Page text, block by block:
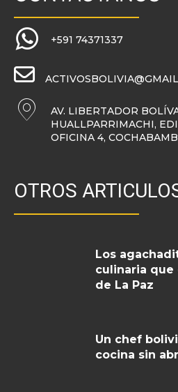
+591 74371337
AV. LIBERTADOR
HUALLPARRIMACHI,
OFICINA 4,
OTROS
Los
culinaria que
de La Paz
Un chef
cocina sin